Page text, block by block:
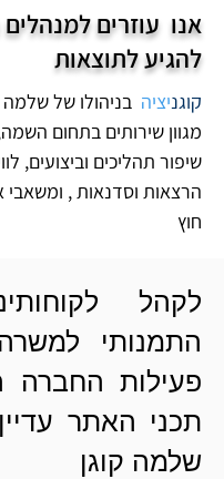
אנו עוזרים למנהלים
להגיע לתוצאות
קוגניציה בניהולו שלשלמה
מגוון שירותים בתחום
שיפור תהליכים וביצועים,
הרצאות וסדנאות, ומשאבי
חוץ
לקהל
התמנותי
פעילות החברה
תכני האתר
שלמה קוגן